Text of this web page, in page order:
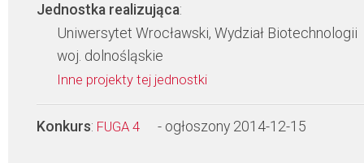
Jednostka realizująca:
Uniwersytet Wrocławski, Wydział Biotechnologii
woj. dolnośląskie
Inne projekty tej jednostki
Konkurs: FUGA 4 - ogłoszony 2014-12-15